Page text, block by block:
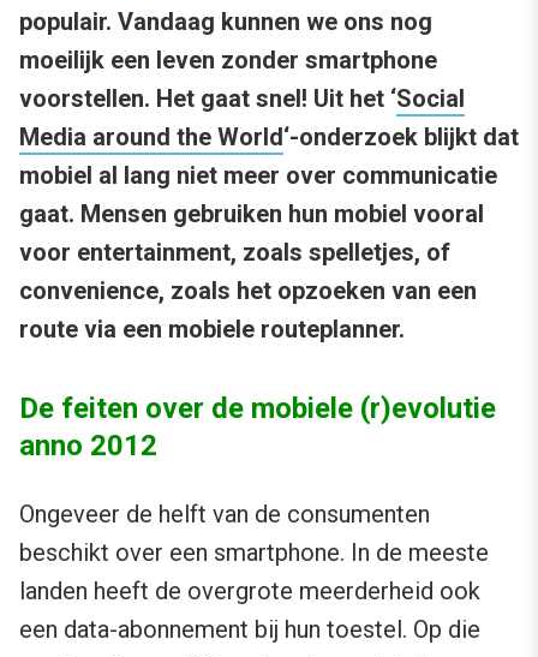
populair. Vandaag kunnen we ons nog
moeilijk een leven zonder smartphone
voorstellen. Het gaat snel! Uit het ‘Social
Media around the World‘-onderzoek blijkt dat
mobiel al lang niet meer over communicatie
gaat. Mensen gebruiken hun mobiel vooral
voor entertainment, zoals spelletjes, of
convenience, zoals het opzoeken van een
route via een mobiele routeplanner.
De feiten over de mobiele (r)evolutie
anno 2012
Ongeveer de helft van de consumenten
beschikt over een smartphone. In de meeste
landen heeft de overgrote meerderheid ook
een data-abonnement bij hun toestel. Op die